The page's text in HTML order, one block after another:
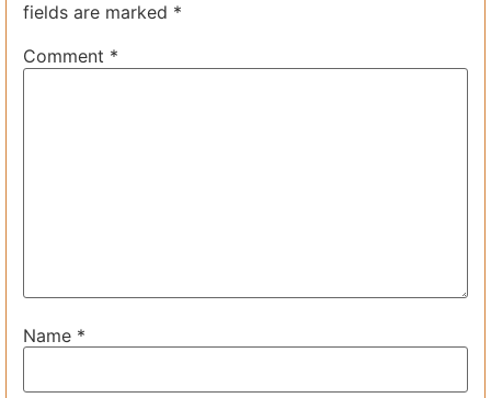
fields are marked *
Comment *
Name *